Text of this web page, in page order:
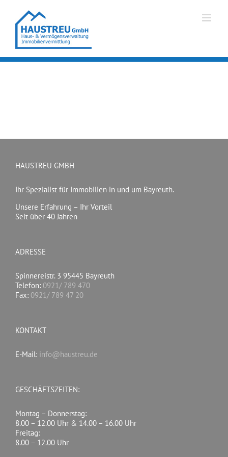
springen
HAUSTREU GMBH
Ihr Spezialist für Immobilien in und um Bayreuth.
Unsere Erfahrung – Ihr Vorteil
Seit über 40 Jahren
ADRESSE
Spinnereistr. 3 95445 Bayreuth
Telefon: 0921/ 789 470
Fax: 0921/ 789 47 20
KONTAKT
E-Mail: info@haustreu.de
GESCHÄFTSZEITEN:
Montag – Donnerstag:
8.00 – 12.00 Uhr & 14.00 – 16.00 Uhr
Freitag:
8.00 – 12.00 Uhr